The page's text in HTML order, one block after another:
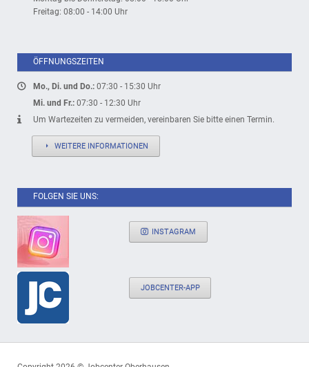
Freitag: 08:00 - 14:00 Uhr
ÖFFNUNGSZEITEN
Mo., Di. und Do.:07:30 - 15:30 Uhr
Mi. und Fr.: 07:30 - 12:30 Uhr
Um Wartezeiten zu vermeiden, vereinbaren Sie bitte einen Termin.
WEITERE INFORMATIONEN
FOLGEN SIE UNS:
INSTAGRAM
JOBCENTER-APP